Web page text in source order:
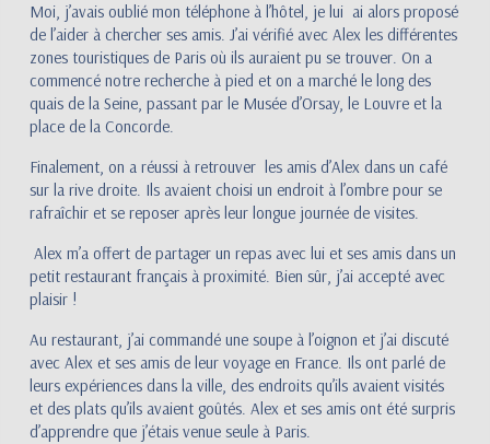
Moi, j’avais oublié mon téléphone à l’hôtel, je lui ai alors proposé
de l’aider à chercher ses amis. J’ai vérifié avec Alex les différentes
zones touristiques de Paris où ils auraient pu se trouver. On a
commencé notre recherche à pied et on a marché le long des
quais de la Seine, passant par le Musée d’Orsay, le Louvre et la
place de la Concorde.
Finalement, on a réussi à retrouver les amis d’Alex dans un café
sur la rive droite. Ils avaient choisi un endroit à l’ombre pour se
rafraîchir et se reposer après leur longue journée de visites.
Alex m’a offert de partager un repas avec lui et ses amis dans un
petit restaurant français à proximité. Bien sûr, j’ai accepté avec
plaisir !
Au restaurant, j’ai commandé une soupe à l’oignon et j’ai discuté
avec Alex et ses amis de leur voyage en France. Ils ont parlé de
leurs expériences dans la ville, des endroits qu’ils avaient visités
et des plats qu’ils avaient goûtés. Alex et ses amis ont été surpris
d’apprendre que j’étais venue seule à Paris.